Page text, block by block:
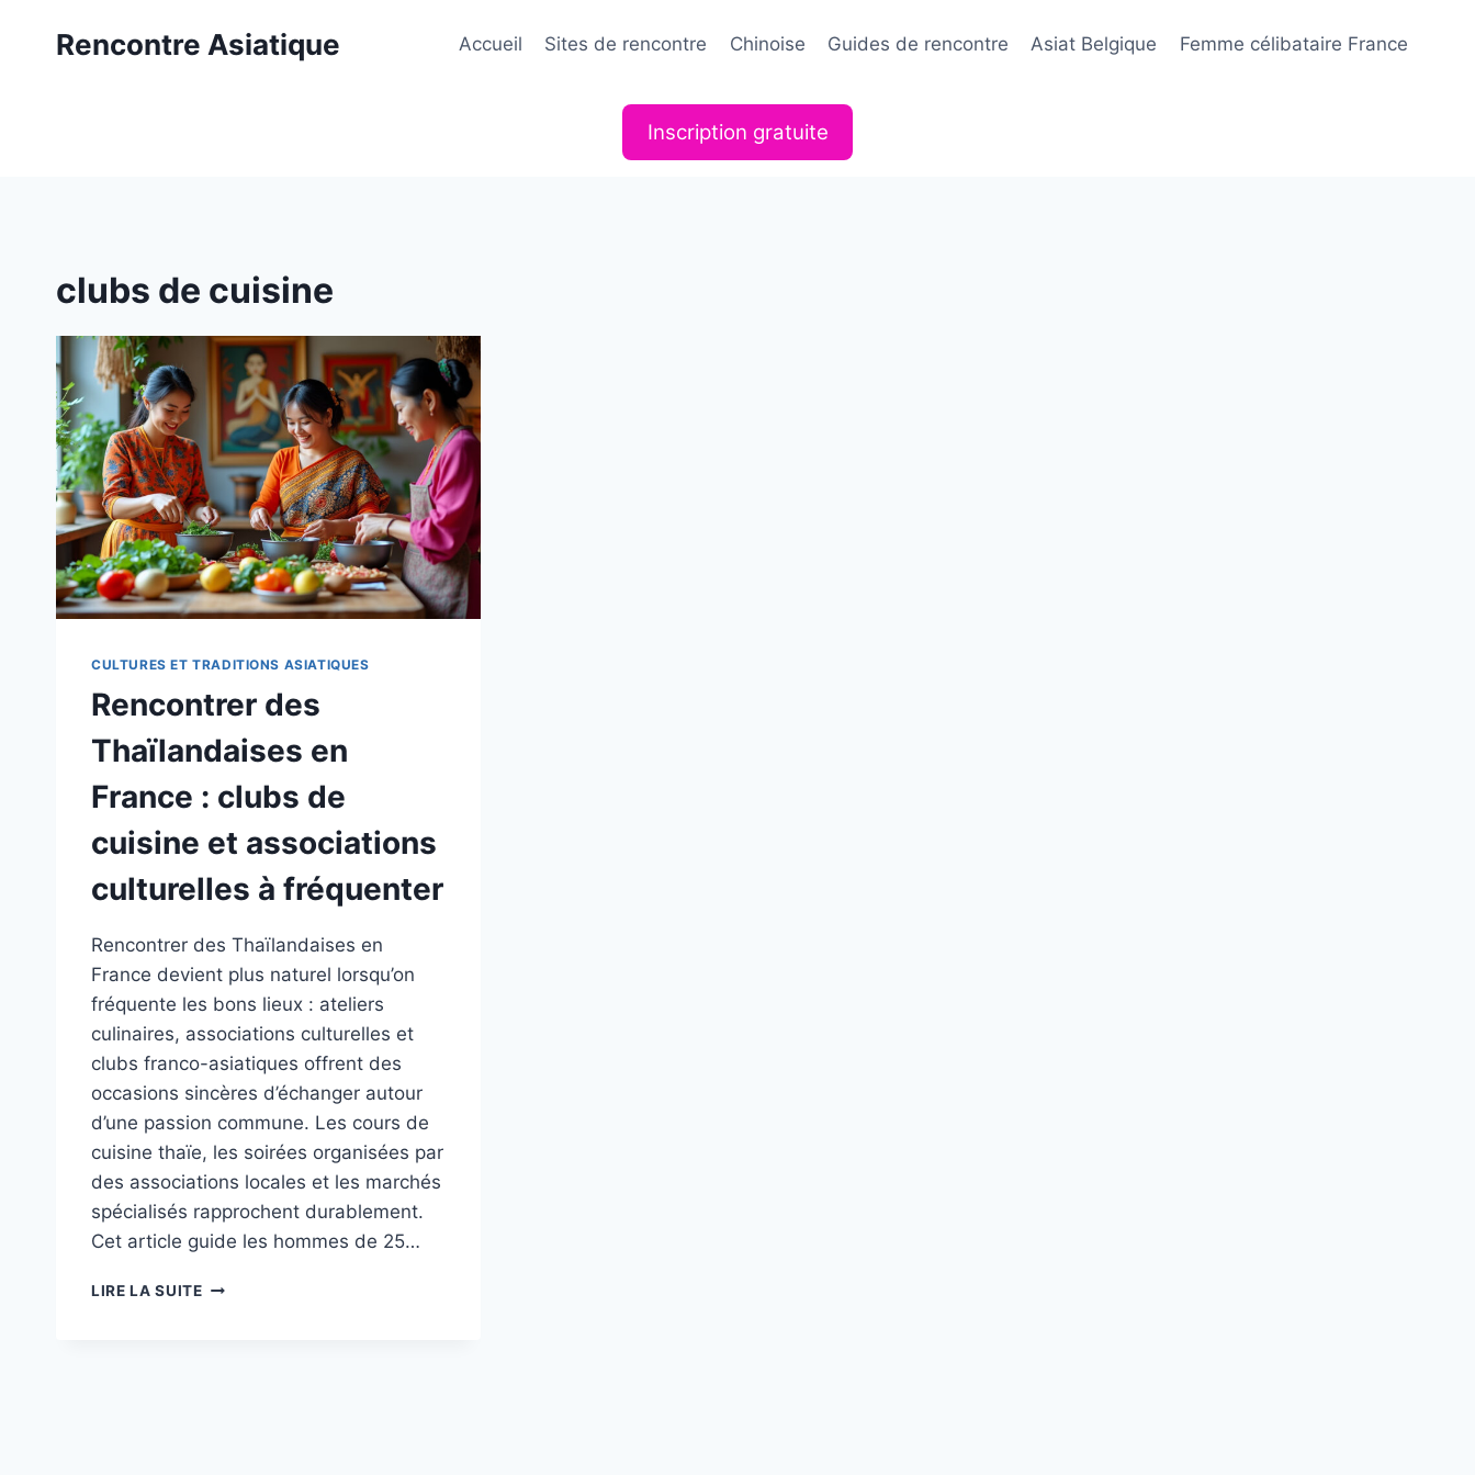
Rencontre Asiatique Accueil Sites de rencontre Chinoise Guides de rencontre Asiat Belgique Femme célibataire France
Inscription gratuite
clubs de cuisine
CULTURES ET TRADITIONS ASIATIQUES
Rencontrer des
Thaïlandaises en
France : clubs de
cuisine et associations
culturelles à fréquenter
Rencontrer des Thaïlandaises en
France devient plus naturel lorsqu’on
fréquente les bons lieux : ateliers
culinaires, associations culturelles et
clubs franco-asiatiques offrent des
occasions sincères d’échanger autour
d’une passion commune. Les cours de
cuisine thaïe, les soirées organisées par
des associations locales et les marchés
spécialisés rapprochent durablement.
Cet article guide les hommes de 25…
LIRE LA SUITERENCONTRER